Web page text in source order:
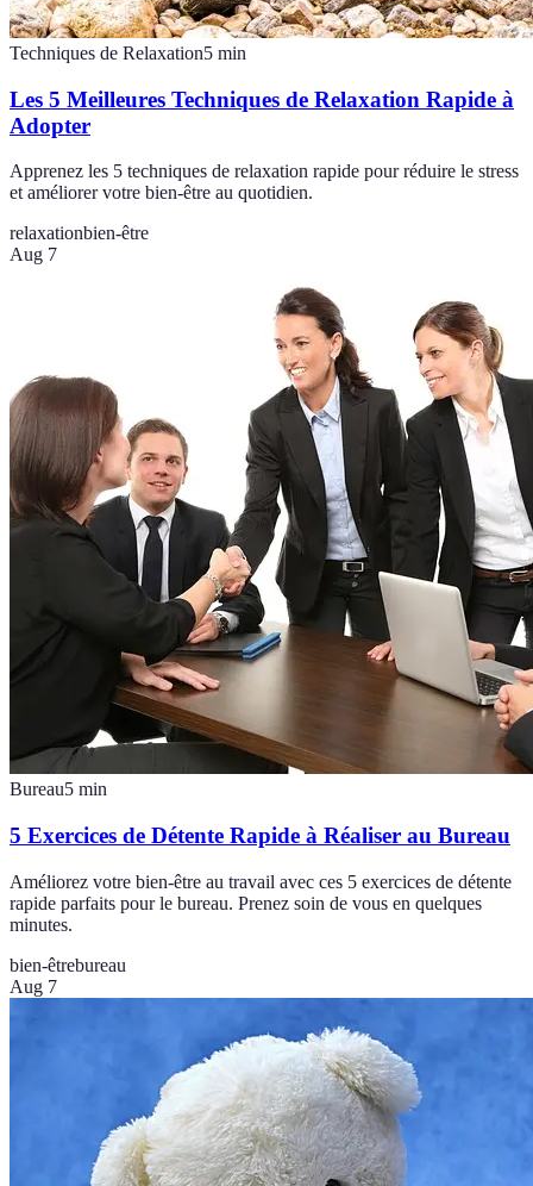
Techniques de Relaxation5 min
Les 5 Meilleures Techniques de Relaxation Rapide à
Adopter
Apprenez les 5 techniques de relaxation rapide pour réduire le stress
et améliorer votre bien-être au quotidien.
relaxationbien-être
Aug 7
Bureau5 min
5 Exercices de Détente Rapide à Réaliser au Bureau
Améliorez votre bien-être au travail avec ces 5 exercices de détente
rapide parfaits pour le bureau. Prenez soin de vous en quelques
minutes.
bien-êtrebureau
Aug 7